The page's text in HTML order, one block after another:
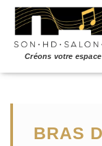
BRAS